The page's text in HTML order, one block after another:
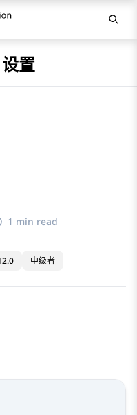
置
1 min read
中级者